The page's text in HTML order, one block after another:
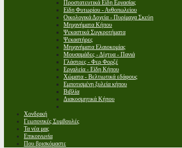
Προστατευτικά Είδη Εργασίας
Είδη Φυτωρίου - Ανθοπωλείου
Οικολογικά Δοχεία - Πυρίμαχα Σκεύη
Μηχανήματα Κήπου
Ψεκαστικά Συγκροτήματα
Ψεκαστήρες
Μηχανήματα Ελαιοκομίας
Μουσαμάδες - Δίχτυα - Πανιά
Γλάστρες - Φερ Φορζέ
Εργαλεία - Είδη Κήπου
Χώματα - Βελτιωτικά εδάφους
Εμποτισμένη ξυλεία κήπου
Βιβλία
Διακοσμητικά Κήπου
Χονδρική
Γεωπονικές Συμβουλές
Τα νέα μας
Επικοινωνία
Που βρισκόμαστε